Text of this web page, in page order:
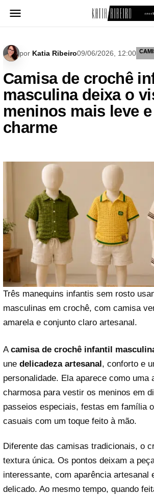
para
por Katia Ribeiro09/06/2026, 12:00
Camisa de crochê
masculina deixa o
meninos mais leve
charme
Três manequins infantis sem rosto
masculinas em crochê, com camisa
amarela e conjunto claro artesanal.
Acamisa de crochê infantil
une delicadeza artesanal, conforto e
personalidade. Ela aparece como uma
charmosa para vestir os meninos em
passeios especiais, festas em família
casuais com um toque feito à mão.
Diferente das camisas tradicionais, o
textura única. Os pontos deixam a
interessante, com aparência artesanal
delicado. Ao mesmo tempo, quando